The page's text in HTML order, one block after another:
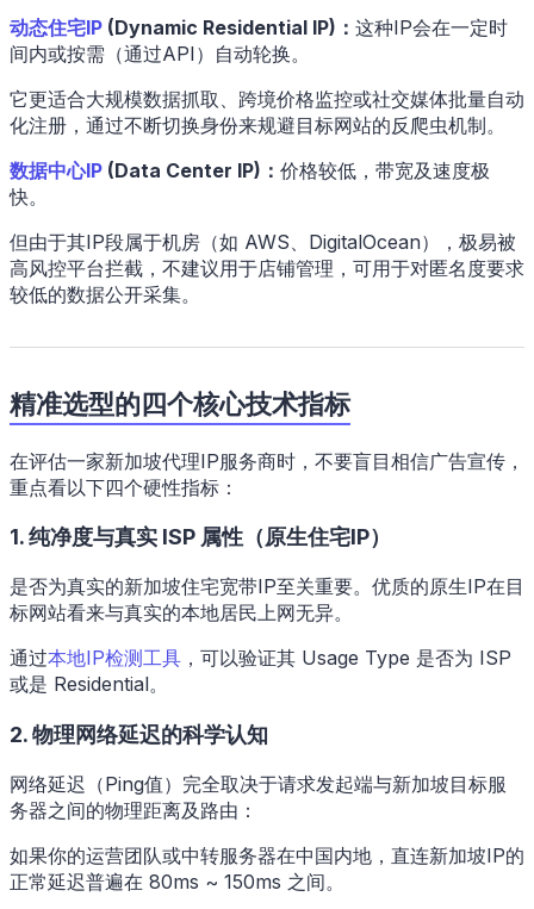
动态住宅IP (Dynamic Residential IP)： 这种IP会在一定时
间内或按需（通过API）自动轮换。
它更适合大规模数据抓取、跨境价格监控或社交媒体批量自动
化注册，通过不断切换身份来规避目标网站的反爬虫机制。
数据中心IP (Data Center IP)： 价格较低，带宽及速度极
快。
但由于其IP段属于机房（如 AWS、DigitalOcean），极易被
高风控平台拦截，不建议用于店铺管理，可用于对匿名度要求
较低的数据公开采集。
精准选型的四个核心技术指标
在评估一家新加坡代理IP服务商时，不要盲目相信广告宣传，
重点看以下四个硬性指标：
1. 纯净度与真实 ISP 属性（原生住宅IP）
是否为真实的新加坡住宅宽带IP至关重要。优质的原生IP在目
标网站看来与真实的本地居民上网无异。
通过本地IP检测工具 ，可以验证其 Usage Type 是否为 ISP
或是 Residential。
2. 物理网络延迟的科学认知
网络延迟（Ping值）完全取决于请求发起端与新加坡目标服
务器之间的物理距离及路由：
如果你的运营团队或中转服务器在中国内地，直连新加坡IP的
正常延迟普遍在 80ms ~ 150ms 之间。